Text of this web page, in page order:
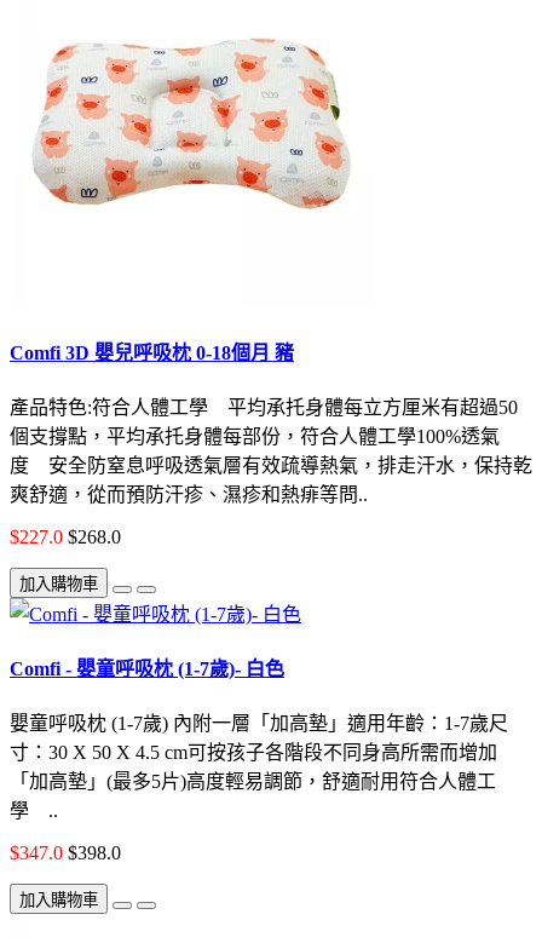
Comfi 3D 嬰兒呼吸枕 0-18個月 豬
產品特色:符合人體工學 平均承托身體每立方厘米有超過50
個支撐點，平均承托身體每部份，符合人體工學100%透氣
度 安全防窒息呼吸透氣層有效疏導熱氣，排走汗水，保持乾
爽舒適，從而預防汗疹、濕疹和熱痱等問..
$227.0 $268.0
加入購物車
Comfi - 嬰童呼吸枕 (1-7歲)- 白色
嬰童呼吸枕 (1-7歲) 內附一層「加高墊」適用年齡：1-7歲尺
寸：30 X 50 X 4.5 cm可按孩子各階段不同身高所需而增加
「加高墊」(最多5片)高度輕易調節，舒適耐用符合人體工
學 ..
$347.0 $398.0
加入購物車